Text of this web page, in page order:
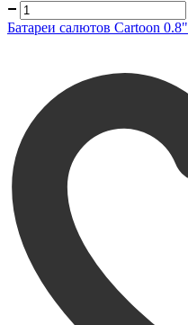
Батареи салютов Cartoon 0.8"